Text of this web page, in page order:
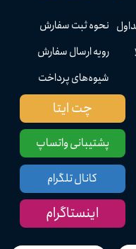
نحوه ثبت سفارش
رویه ارسال سفارش
شیوه‌های پرداخت
پشتیبانی واتساپ
چت ایتا
کانال تلگرام
اینستاگرام